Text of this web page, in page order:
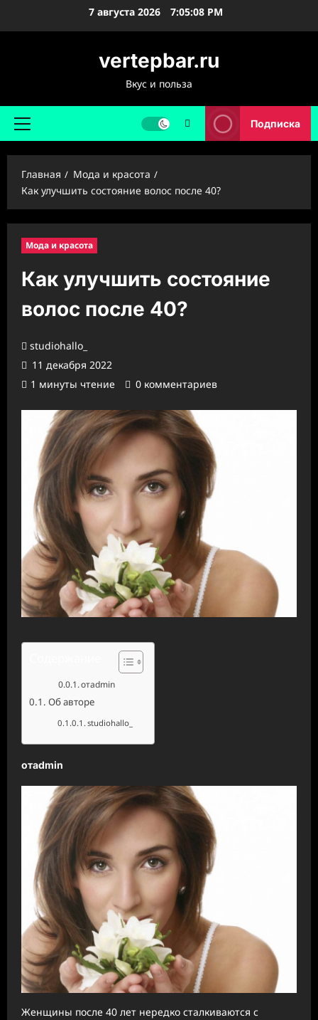
7 августа 2026 7:05:09 PM
vertepbar.ru
Вкус и польза
Основное
Подписка
Главная
Мода и красота
Как улучшить состояние волос после 40?
Мода и красота
Как улучшить состояние
волос после 40?
studiohallo_
11 декабря 2022
1 минуты чтение
0 комментариев
отadmin
Об авторе
studiohallo_
отadmin
Женщины после 40 лет нередко сталкиваются с